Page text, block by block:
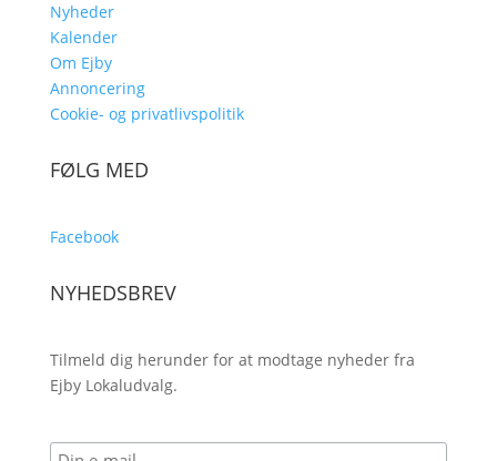
Nyheder
Kalender
Om Ejby
Annoncering
Cookie- og privatlivspolitik
FØLG MED
Facebook
NYHEDSBREV
Tilmeld dig herunder for at modtage nyheder fra
Ejby Lokaludvalg.